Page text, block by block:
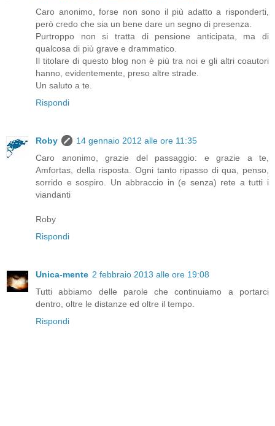
Caro anonimo, forse non sono il più adatto a risponderti,
però credo che sia un bene dare un segno di presenza.
Purtroppo non si tratta di pensione anticipata, ma di
qualcosa di più grave e drammatico.
Il titolare di questo blog non è più tra noi e gli altri coautori
hanno, evidentemente, preso altre strade.
Un saluto a te.
Rispondi
Roby
14 gennaio 2012 alle ore 11:35
Caro anonimo, grazie del passaggio: e grazie a te,
Amfortas, della risposta. Ogni tanto ripasso di qua, penso,
sorrido e sospiro. Un abbraccio in (e senza) rete a tutti i
viandanti
Roby
Rispondi
Unica-mente 2 febbraio 2013 alle ore 19:08
Tutti abbiamo delle parole che continuiamo a portarci
dentro, oltre le distanze ed oltre il tempo.
Rispondi